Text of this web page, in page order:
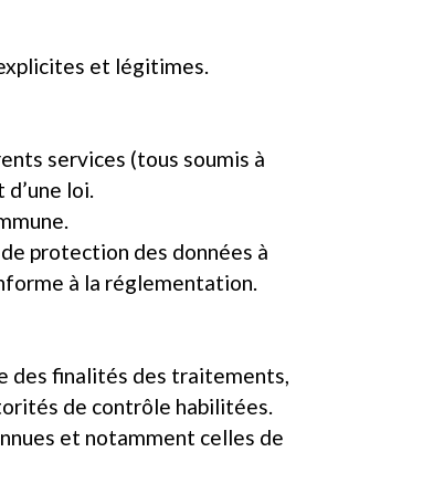
et légitimes.
services (tous soumis à
loi.
protection des données à
à la réglementation.
des finalités des traitements,
de contrôle habilitées.
et notamment celles de